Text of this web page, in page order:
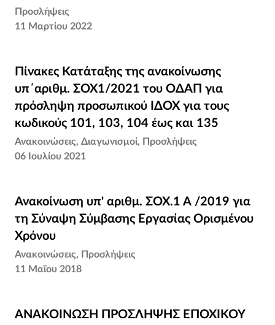
Προσλήψεις
11 Μαρτίου 2022
Πίνακες Κατάταξης της ανακοίνωσης
υπ΄αριθμ. ΣΟΧ1/2021 του ΟΔΑΠ για
πρόσληψη προσωπικού ΙΔΟΧ για τους
κωδικούς 101, 103, 104 έως και 135
Πίνακες Κατάταξης της ανακοίνωσης
υπ΄αριθμ. ΣΟΧ1/2021 του ΟΔΑΠ για
πρόσληψη προσωπικού ΙΔΟΧ για τους
κωδικούς 101, 103, 104 έως και 135
Ανακοινώσεις Διαγωνισμοί
Προσλήψεις
06 Ιουλίου 2021
Ανακοίνωση υπ' αριθμ. ΣΟΧ.1 Α /2019 για τη
Σύναψη Σύμβασης Εργασίας Ορισμένου
Χρόνου
Ανακοίνωση υπ' αριθμ. ΣΟΧ.1 Α /2019 για
τη Σύναψη Σύμβασης Εργασίας Ορισμένου
Χρόνου
Ανακοινώσεις
Προσλήψεις
11 Μαΐου 2018
ΑΝΑΚΟΙΝΩΣΗ ΠΡΟΣΛΗΨΗΣ ΕΠΟΧΙΚΟΥ
ΑΝΑΚΟΙΝΩΣΗ ΠΡΟΣΛΗΨΗΣ ΕΠΟΧΙΚΟΥ